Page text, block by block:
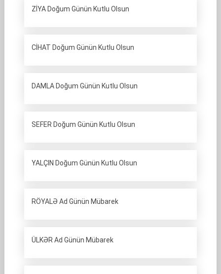
ZİYA Doğum Günün Kutlu Olsun
CİHAT Doğum Günün Kutlu Olsun
DAMLA Doğum Günün Kutlu Olsun
SEFER Doğum Günün Kutlu Olsun
YALÇIN Doğum Günün Kutlu Olsun
RÖYALƏ Ad Günün Mübarek
ÜLKƏR Ad Günün Mübarek